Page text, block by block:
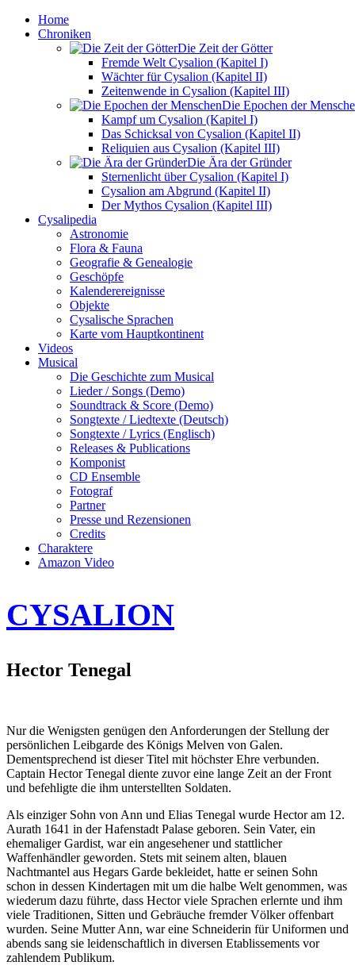
Home
Chroniken
Die Zeit der Götter
Fremde Welt Cysalion (Kapitel I)
Wächter für Cysalion (Kapitel II)
Zeitenwende in Cysalion (Kapitel III)
Die Epochen der
Kampf um Cysalion (Kapitel I)
Das Schicksal von Cysalion (Kapitel II)
Reliquien aus Cysalion (Kapitel III)
Die Ära der Gründer
Sternenlicht über Cysalion (Kapitel I)
Cysalion am Abgrund (Kapitel II)
Der Mythos Cysalion (Kapitel III)
Cysalipedia
Astronomie
Flora & Fauna
Geografie & Genealogie
Geschöpfe
Kalenderereignisse
Objekte
Cysalische Sprachen
Karte vom Hauptkontinent
Videos
Musical
Die Geschichte zum Musical
Lieder / Songs (Demo)
Soundtrack & Score (Demo)
Songtexte / Liedtexte (Deutsch)
Songtexte / Lyrics (Englisch)
Releases & Publications
Komponist
CD Ensemble
Fotograf
Partner
Presse und Rezensionen
Credits
Charaktere
Amazon Video
CYSALION
Hector Tenegal
Nur die Wenigsten genügen den Anforderungen der Stellung der
persönlichen Leibgarde des Königs Melven von Galen.
Dementsprechend ist dieser Titel mit höchster Ehre verbunden.
Captain Hector Tenegal diente zuvor eine lange Zeit an der Front
und befehligte die ihm unterstellten Soldaten.
Als einziger Sohn von Ann und Elias Tenegal wurde Hector am 12.
Aurath 1641 in der Hafenstadt Palase geboren. Sein Vater, ein
ehemaliger Gardist, war ein angesehener und stattlicher
Waffenhändler geworden. Stets mit seinem alten, blauen
Nachtmantel aus Hegars Garde bekleidet, hatte er seinen Sohn
schon in dessen Kindertagen mit um die halbe Welt genommen, was
wiederum dazu führte, dass Hector viele Sprachen erlernte und ihm
viele Traditionen, Sitten und Gebräuche fremder Völker offenbart
wurden. Seine Mutter Ann, war eine Schneiderin für Uniformen und
abends sang sie leidenschaftlich in diversen Etablissements vor
zahlendem Publikum.